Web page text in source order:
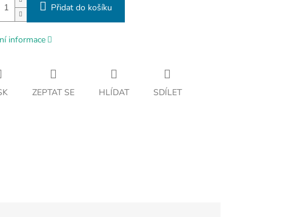
Přidat do košíku
informace
ZEPTAT SE HLÍDAT SDÍLET